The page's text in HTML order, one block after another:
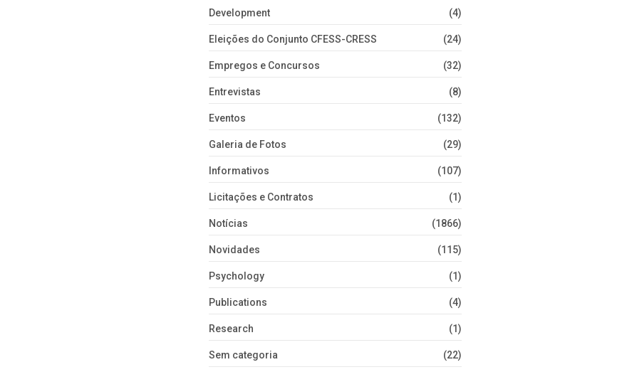
Development (4)
Eleições do Conjunto CFESS-CRESS (24)
Empregos e Concursos (32)
Entrevistas (8)
Eventos (132)
Galeria de Fotos (29)
Informativos (107)
Licitações e Contratos (1)
Notícias (1866)
Novidades (115)
Psychology (1)
Publications (4)
Research (1)
Sem categoria (22)